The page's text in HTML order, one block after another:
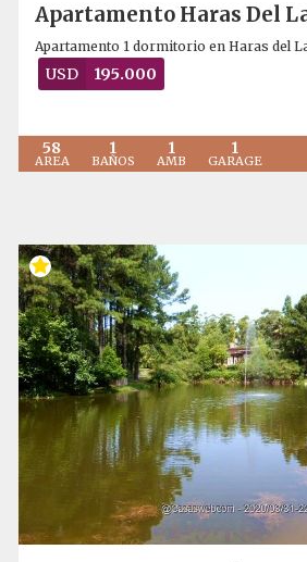
Apartamento Haras Del
Apartamento 1 dormitorio en Haras del
USD 195.000
58
AREA
1
BAÑOS
1
AMB
1
GARAGE